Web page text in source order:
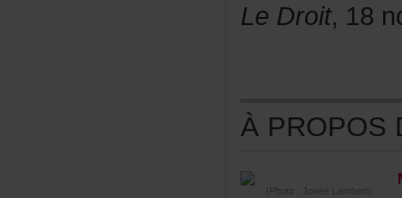
LeDroit
(Photo:JoséeLambert)